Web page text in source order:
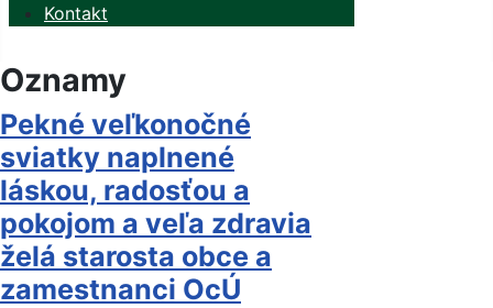
Kontakt
Oznamy
Pekné veľkonočné
sviatky naplnené
láskou, radosťou a
pokojom a veľa zdravia
želá starosta obce a
zamestnanci OcÚ